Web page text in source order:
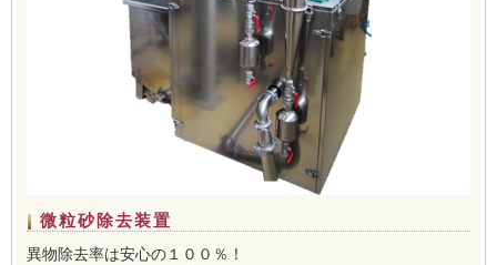
微粒砂除去装置
異物除去率は安心の１００％！